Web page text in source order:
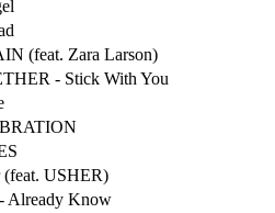
(feat. Zara Larson)
- Stick With You
(feat. USHER)
Already Know